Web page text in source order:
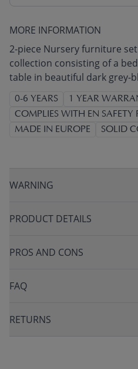
MORE INFORMATION
2-piece Nursery furniture
collection consisting of a
table in beautiful dark grey-
0-6 YEARS
1 YEAR
COMPLIES WITH EN SAFETY
MADE IN EUROPE
SOLID
WARNING
PRODUCT DETAILS
PROS AND CONS
FAQ
RETURNS